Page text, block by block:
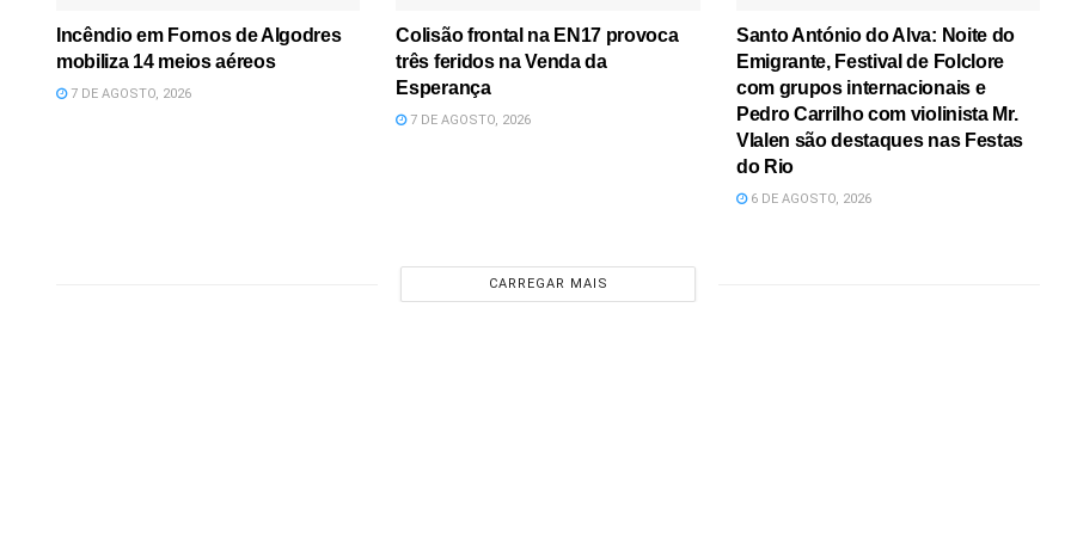
Incêndio em Fornos de Algodres
mobiliza 14 meios aéreos
7 DE AGOSTO, 2026
Colisão frontal na EN17 provoca
três feridos na Venda da
Esperança
7 DE AGOSTO, 2026
Santo António do Alva: Noite do
Emigrante, Festival de Folclore
com grupos internacionais e
Pedro Carrilho com violinista Mr.
Vlalen são destaques nas Festas
do Rio
6 DE AGOSTO, 2026
CARREGAR MAIS